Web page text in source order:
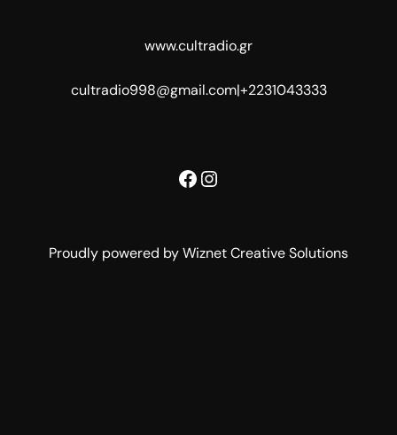
www.cultradio.gr
cultradio998@gmail.com|+2231043333
Facebook
Instagram
Proudly powered by Wiznet Creative Solutions